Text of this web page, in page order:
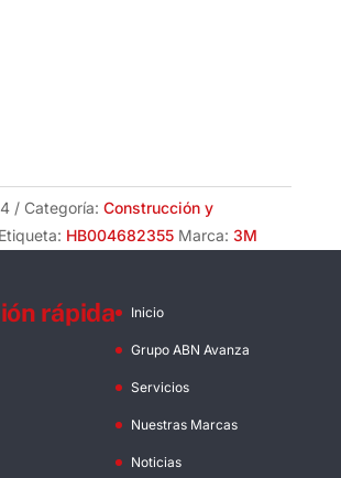
Categoría: Construcción y
Etiqueta: HB004682355 Marca: 3M
rápida Inicio
Grupo ABN Avanza
Servicios
Nuestras Marcas
Noticias